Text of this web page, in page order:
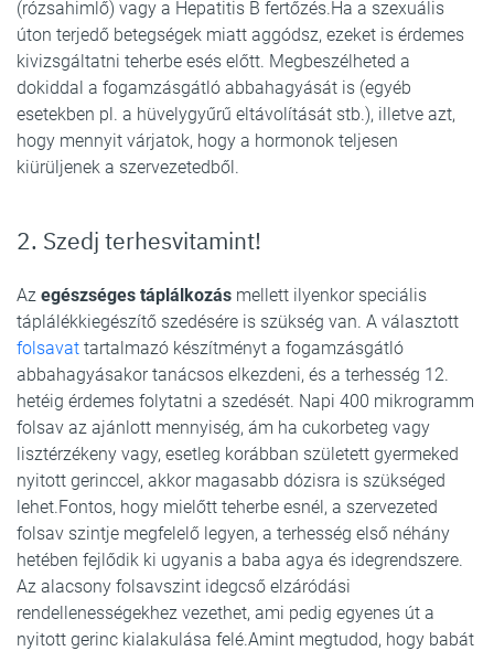
(rózsahimlő) vagy a Hepatitis B fertőzés.Ha a szexuális
úton terjedő betegségek miatt aggódsz, ezeket is érdemes
kivizsgáltatni teherbe esés előtt. Megbeszélheted a
dokiddal a fogamzásgátló abbahagyását is (egyéb
esetekben pl. a hüvelygyűrű eltávolítását stb.), illetve azt,
hogy mennyit várjatok, hogy a hormonok teljesen
kiürüljenek a szervezetedből.
2. Szedj terhesvitamint!
Az egészséges táplálkozás mellett ilyenkor speciális
táplálékkiegészítő szedésére is szükség van. A választott
folsavat tartalmazó készítményt a fogamzásgátló
abbahagyásakor tanácsos elkezdeni, és a terhesség 12.
hetéig érdemes folytatni a szedését. Napi 400 mikrogramm
folsav az ajánlott mennyiség, ám ha cukorbeteg vagy
lisztérzékeny vagy, esetleg korábban született gyermeked
nyitott gerinccel, akkor magasabb dózisra is szükséged
lehet.Fontos, hogy mielőtt teherbe esnél, a szervezeted
folsav szintje megfelelő legyen, a terhesség első néhány
hetében fejlődik ki ugyanis a baba agya és idegrendszere.
Az alacsony folsavszint idegcső elzáródási
rendellenességekhez vezethet, ami pedig egyenes út a
nyitott gerinc kialakulása felé.Amint megtudod, hogy babát